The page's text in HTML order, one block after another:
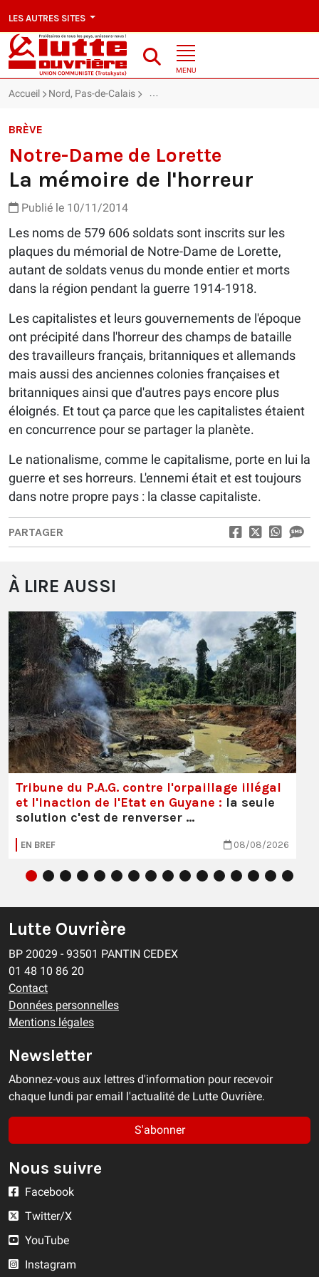
LES AUTRES SITES
MENU
Accueil Nord, Pas-de-Calais Notre-Dame de Lorette : La mémoire
BRÈVE
Notre-Dame de Lorette
La mémoire de l'horreur
Publié le 10/11/2014
Les noms de 579 606 soldats sont inscrits sur les
plaques du mémorial de Notre-Dame de Lorette,
autant de soldats venus du monde entier et morts
dans la région pendant la guerre 1914-1918.
Les capitalistes et leurs gouvernements de l'époque
ont précipité dans l'horreur des champs de bataille
des travailleurs français, britanniques et allemands
mais aussi des anciennes colonies françaises et
britanniques ainsi que d'autres pays encore plus
éloignés. Et tout ça parce que les capitalistes étaient
en concurrence pour se partager la planète.
Le nationalisme, comme le capitalisme, porte en lui la
guerre et ses horreurs. L'ennemi était et est toujours
dans notre propre pays : la classe capitaliste.
PARTAGER
À LIRE AUSSI
Tribune du P.A.G. contre l'orpaillage illégal
et l'inaction de l'Etat en Guyane : la seule
solution c'est de renverser …
EN BREF 08/08/2026
Lutte Ouvrière
BP 20029 - 93501 PANTIN CEDEX
01 48 10 86 20
Contact
Données personnelles
Mentions légales
Newsletter
Abonnez-vous aux lettres d'information pour recevoir
chaque lundi par email l'actualité de Lutte Ouvrière.
S'abonner
Nous suivre
Facebook
Twitter/X
YouTube
Instagram